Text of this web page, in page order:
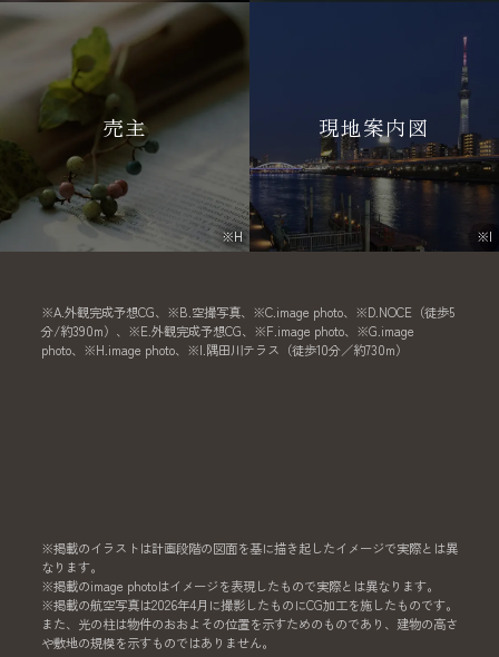
売主
※H
現地案内図
※I
※A.外観完成予想CG、※B.空撮写真、※C.image photo、※D.NOCE（徒歩5
分/約390m）、※E.外観完成予想CG、※F.image photo、※G.image
photo、※H.image photo、※I.隅田川テラス（徒歩10分／約730m）
※掲載のイラストは計画段階の図面を基に描き起したイメージで実際とは異
なります。
※掲載のimage photoはイメージを表現したもので実際とは異なります。
※掲載の航空写真は2026年4月に撮影したものにCG加工を施したものです。
また、光の柱は物件のおおよその位置を示すためのものであり、建物の高さ
や敷地の規模を示すものではありません。